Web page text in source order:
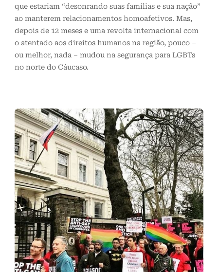
que estariam “desonrando suas famílias e sua nação”
ao manterem relacionamentos homoafetivos. Mas,
depois de 12 meses e uma revolta internacional com
o atentado aos direitos humanos na região, pouco –
ou melhor, nada – mudou na segurança para LGBTs
no norte do Cáucaso.